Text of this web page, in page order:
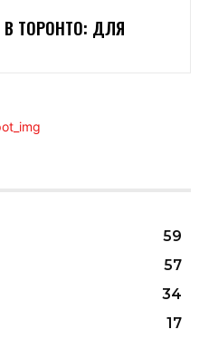
В ТОРОНТО: ДЛЯ
59
57
34
17